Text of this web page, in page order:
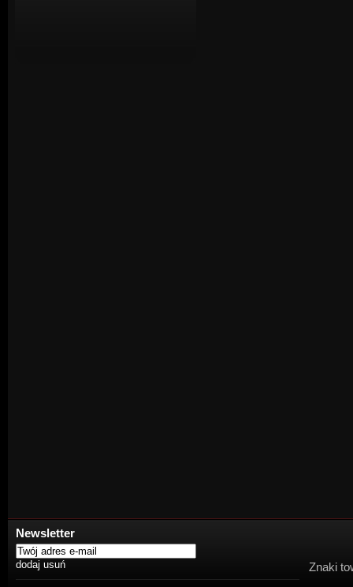
Newsletter
Znaki